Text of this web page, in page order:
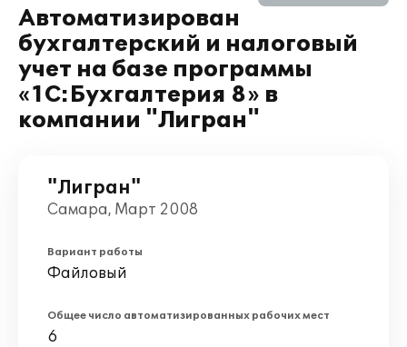
Автоматизирован
бухгалтерский и налоговый
учет на базе программы
«1С:Бухгалтерия 8» в
компании "Лигран"
"Лигран"
Самара, Март 2008
Вариант работы
Файловый
Общее число автоматизированных рабочих мест
6